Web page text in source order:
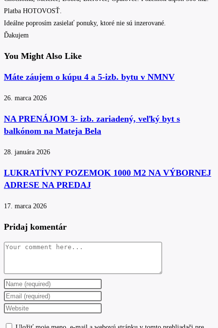
Platba HOTOVOSŤ.
Ideálne poprosím zasielať ponuky, ktoré nie sú inzerované.
Ďakujem
You Might Also Like
Máte záujem o kúpu 4 a 5-izb. bytu v NMNV
26. marca 2026
NA PRENÁJOM 3- izb. zariadený, veľký byt s
balkónom na Mateja Bela
28. januára 2026
LUKRATÍVNY POZEMOK 1000 M2 NA VÝBORNEJ
ADRESE NA PREDAJ
17. marca 2026
Pridaj komentár
Comment
Enter
your
name
Enter
your
Enter